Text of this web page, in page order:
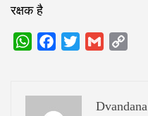
रक्षक है
WhatsAppFacebook
Twitter Gmail
Dvandana